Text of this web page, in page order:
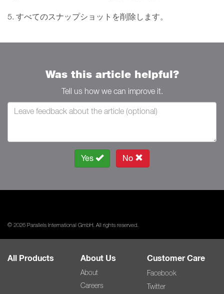
5. すべてのスナップショットを削除します。
Was this article helpful?
Tell us how we can improve it.
Yes No
© 2026 Parallels International GmbH. All rights reserved.
All Products About Us
About
Careers
Customer Care
Facebook
Twitter